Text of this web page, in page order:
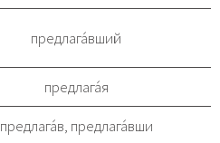
предлага́вший
предлага́я
предлага́в, предлага́вши